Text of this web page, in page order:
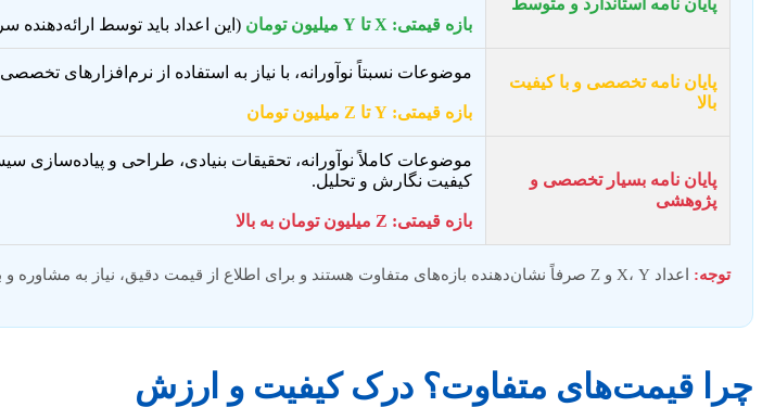
پایان نامه استاندارد و متوسط
بازه قیمتی: X تا Y میلیون تومان (این اعداد باید توسط
پایان نامه تخصصی و با کیفیت
بالا
موضوعات نسبتاً نوآورانه، با نیاز به استفاده از نرم‌افزارهای
بازه قیمتی: Y تا Z میلیون تومان
پایان نامه بسیار تخصصی و
پژوهشی
موضوعات کاملاً نوآورانه، تحقیقات بنیادی، طراحی و پیاده‌سازی
کیفیت نگارش و تحلیل.
بازه قیمتی: Z میلیون تومان به بالا
توجه: اعداد X، Y و Z صرفاً نشان‌دهنده بازه‌های متفاوت هستند و برای اطلاع از قیمت دقیق، نیاز به مشاوره و بررسی جزئیات پروپوزال شما است.
چرا قیمت‌های متفاوت؟ درک کیفیت و ارزش